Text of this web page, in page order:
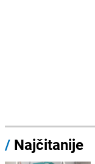
/ Najčitanije